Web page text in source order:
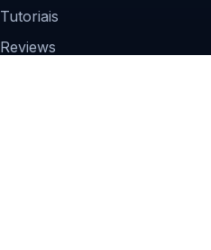
Tutoriais
Reviews